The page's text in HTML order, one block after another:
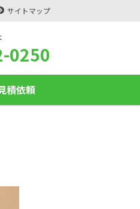
サイトマップ
0250
積依頼